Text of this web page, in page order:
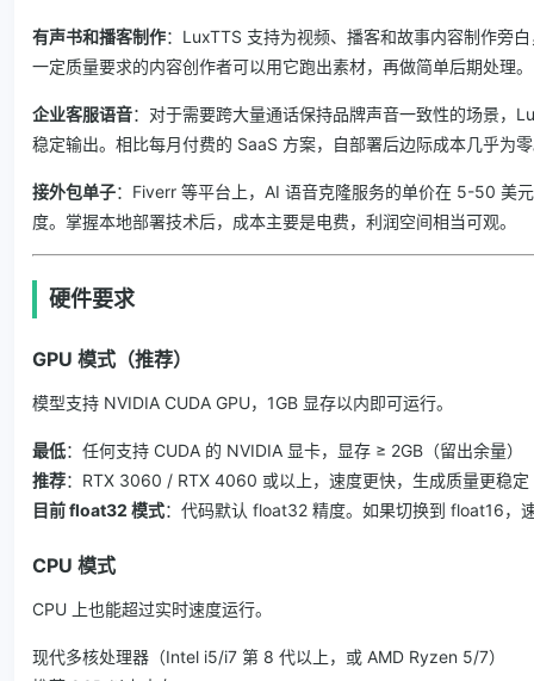
有声书和播客制作：LuxTTS 支持为视频、播客和故事内容制作旁
一定质量要求的内容创作者可以用它跑出素材，再做简单后期处理。
企业客服语音：对于需要跨大量通话保持品牌声音一致性的场景，
稳定输出。相比每月付费的 SaaS 方案，自部署后边际成本几乎为
接外包单子：Fiverr 等平台上，AI 语音克隆服务的单价在 5-50 美
度。掌握本地部署技术后，成本主要是电费，利润空间相当可观。
硬件要求
GPU 模式（推荐）
模型支持 NVIDIA CUDA GPU，1GB 显存以内即可运行。
最低：任何支持 CUDA 的 NVIDIA 显卡，显存 ≥ 2GB（留出余量）
推荐：RTX 3060 / RTX 4060 或以上，速度更快，生成质量更稳定
目前 float32 模式：代码默认 float32 精度。如果切换到 float16，
CPU 模式
CPU 上也能超过实时速度运行。
现代多核处理器（Intel i5/i7 第 8 代以上，或 AMD Ryzen 5/7）